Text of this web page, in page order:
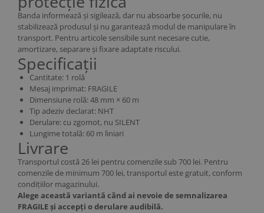
Banda informează și sigilează, dar nu absoarbe șocurile, nu
stabilizează produsul și nu garantează modul de manipulare în
transport. Pentru articole sensibile sunt necesare cutie,
amortizare, separare și fixare adaptate riscului.
Specificații
Cantitate: 1 rolă
Mesaj imprimat: FRAGILE
Dimensiune rolă: 48 mm × 60 m
Tip adeziv declarat: NHT
Derulare: cu zgomot, nu SILENT
Lungime totală: 60 m liniari
Livrare
Transportul costă 26 lei pentru comenzile sub 700 lei. Pentru
comenzile de minimum 700 lei, transportul este gratuit, conform
condițiilor magazinului.
Alege această variantă când ai nevoie de semnalizarea
FRAGILE și accepți o derulare audibilă.